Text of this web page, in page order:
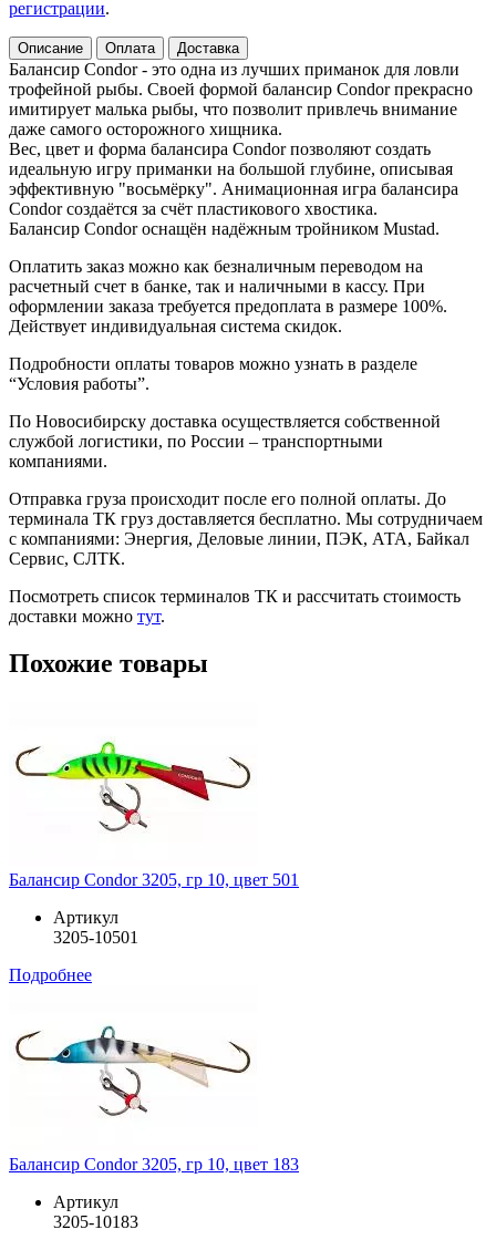
регистрации.
Описание Оплата Доставка
Балансир Condor - это одна из лучших приманок для ловли
трофейной рыбы. Своей формой балансир Condor прекрасно
имитирует малька рыбы, что позволит привлечь внимание
даже самого осторожного хищника.
Вес, цвет и форма балансира Condor позволяют создать
идеальную игру приманки на большой глубине, описывая
эффективную "восьмёрку". Анимационная игра балансира
Condor создаётся за счёт пластикового хвостика.
Балансир Condor оснащён надёжным тройником Mustad.
Оплатить заказ можно как безналичным переводом на
расчетный счет в банке, так и наличными в кассу. При
оформлении заказа требуется предоплата в размере 100%.
Действует индивидуальная система скидок.
Подробности оплаты товаров можно узнать в разделе
“Условия работы”.
По Новосибирску доставка осуществляется собственной
службой логистики, по России – транспортными
компаниями.
Отправка груза происходит после его полной оплаты. До
терминала ТК груз доставляется бесплатно. Мы сотрудничаем
с компаниями: Энергия, Деловые линии, ПЭК, АТА, Байкал
Сервис, СЛТК.
Посмотреть список терминалов ТК и рассчитать стоимость
доставки можно тут.
Похожие товары
Балансир Condor 3205, гр 10, цвет 501
Артикул
3205-10501
Подробнее
Балансир Condor 3205, гр 10, цвет 183
Артикул
3205-10183